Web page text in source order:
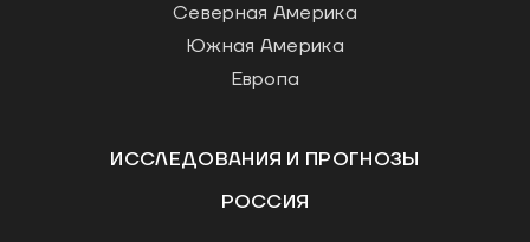
Северная Америка
Южная Америка
Европа
ИССЛЕДОВАНИЯ И ПРОГНОЗЫ
РОССИЯ